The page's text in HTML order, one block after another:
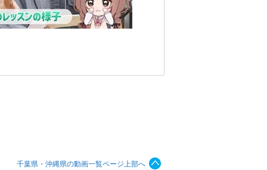
千葉県・沖縄県の動画一覧ページ上部へ